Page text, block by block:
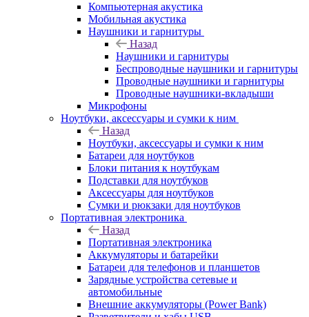
Компьютерная акустика
Мобильная акустика
Наушники и гарнитуры
Назад
Наушники и гарнитуры
Беспроводные наушники и гарнитуры
Проводные наушники и гарнитуры
Проводные наушники-вкладыши
Микрофоны
Ноутбуки, аксессуары и сумки к ним
Назад
Ноутбуки, аксессуары и сумки к ним
Батареи для ноутбуков
Блоки питания к ноутбукам
Подставки для ноутбуков
Аксессуары для ноутбуков
Сумки и рюкзаки для ноутбуков
Портативная электроника
Назад
Портативная электроника
Аккумуляторы и батарейки
Батареи для телефонов и планшетов
Зарядные устройства сетевые и
автомобильные
Внешние аккумуляторы (Power Bank)